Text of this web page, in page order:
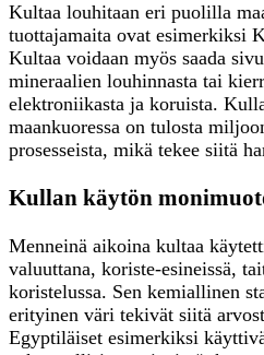
Kultaa louhitaan eri puolilla
tuottajamaita ovat esimerkiksi
Kultaa voidaan myös saada
mineraalien louhinnasta tai
elektroniikasta ja koruista.
maankuoressa on tulosta
prosesseista, mikä tekee siitä
Kullan käytön
Menneinä aikoina kultaa
valuuttana, koriste-esineissä,
koristelussa. Sen kemiallinen
erityinen väri tekivät siitä
Egyptiläiset esimerkiksi